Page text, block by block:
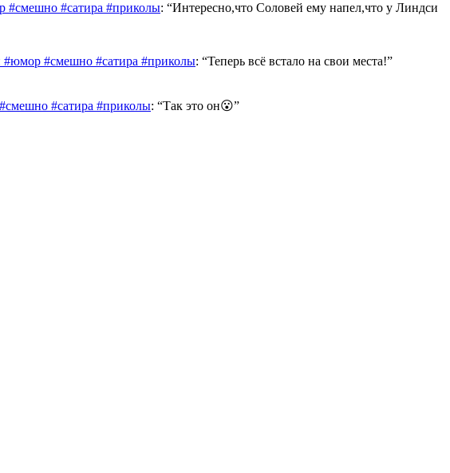
#смешно #сатира #приколы: “Интересно,что Соловей ему напел,что у Линдси
#юмор #смешно #сатира #приколы: “Теперь всё встало на свои места!”
#сатира #приколы: “Так это он😮”